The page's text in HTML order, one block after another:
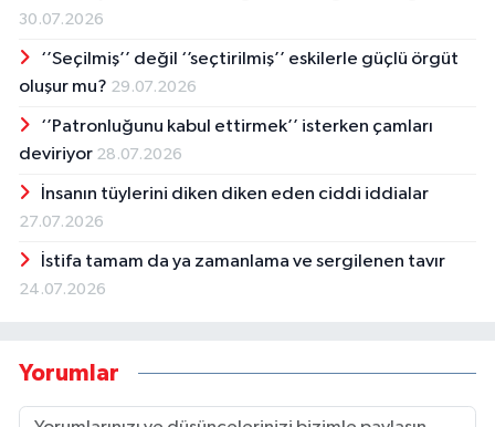
30.07.2026
‘’Seçilmiş’’ değil ‘’seçtirilmiş’’ eskilerle güçlü örgüt
oluşur mu? 29.07.2026
‘’Patronluğunu kabul ettirmek’’ isterken çamları
deviriyor 28.07.2026
İnsanın tüylerini diken diken eden ciddi iddialar
27.07.2026
İstifa tamam da ya zamanlama ve sergilenen tavır
24.07.2026
Yorumlar